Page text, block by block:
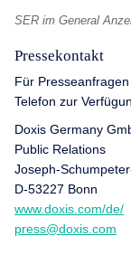
SER im General
Pressekontakt
Für
Telefon zur
Doxis Germany
Public Relations
Joseph-
D-53227 Bonn
www.doxis.com/de/
press@doxis.com